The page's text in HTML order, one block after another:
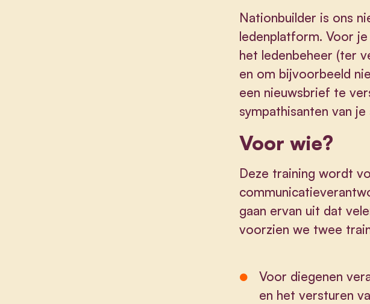
Nationbuilder is ons
ledenplatform. Voor
het ledenbeheer (ter
en om bijvoorbeeld
een nieuwsbrief te
sympathisanten van je
Voor wie?
Deze training wordt
gaan ervan uit dat
voorzien we twee
Voor diegenen
en het versturen